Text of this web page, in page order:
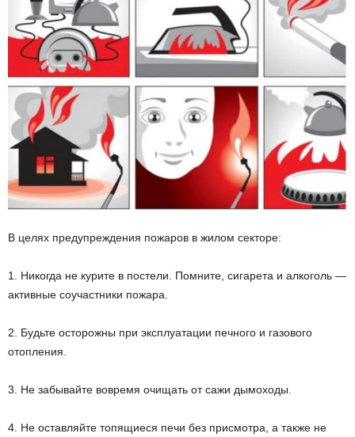
В целях предупреждения пожаров в жилом секторе:
1. Никогда не курите в постели. Помните, сигарета и алкоголь —
активные соучастники пожара.
2. Будьте осторожны при эксплуатации печного и газового
отопления.
3. Не забывайте вовремя очищать от сажи дымоходы.
4. Не оставляйте топящиеся печи без присмотра, а также не